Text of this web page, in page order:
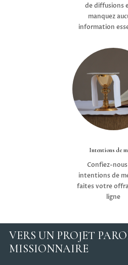
de diffusions
manquez
information
Intentions de
Confiez-
intentions de
faites votre
ligne
VERS UN PROJET
MISSIONNAIRE